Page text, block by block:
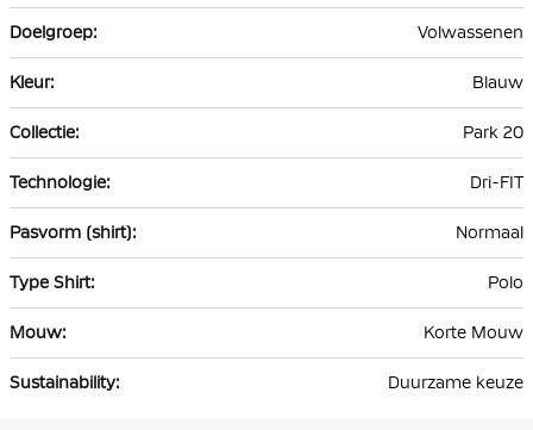
Volwassenen
Blauw
Park 20
Dri-FIT
Normaal
Polo
Korte Mouw
Duurzame keuze